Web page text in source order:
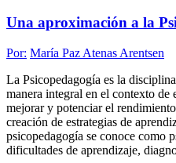
Una aproximación a la
Por: María Paz Atenas Arentsen
La Psicopedagogía es la
manera integral en el contexto de
mejorar y potenciar el
creación de estrategias de
psicopedagogía se conoce como
dificultades de aprendizaje,